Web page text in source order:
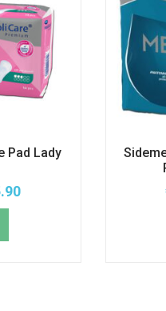
Pad Lady
mitu